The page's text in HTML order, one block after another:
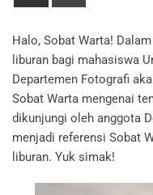
Halo, Sobat Warta!
liburan bagi mahasiswa
Departemen Fotografi
Sobat Warta mengenai
dikunjungi oleh anggota
menjadi referensi Sobat
liburan. Yuk simak!